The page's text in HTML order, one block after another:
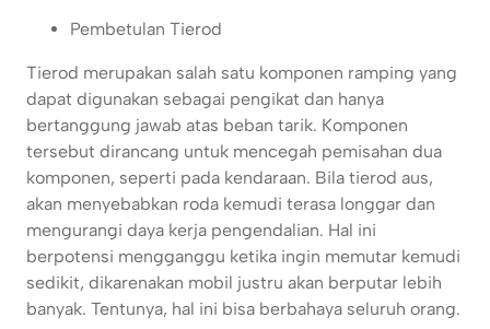
Pembetulan Tierod
Tierod merupakan salah satu komponen ramping yang
dapat digunakan sebagai pengikat dan hanya
bertanggung jawab atas beban tarik. Komponen
tersebut dirancang untuk mencegah pemisahan dua
komponen, seperti pada kendaraan. Bila tierod aus,
akan menyebabkan roda kemudi terasa longgar dan
mengurangi daya kerja pengendalian. Hal ini
berpotensi mengganggu ketika ingin memutar kemudi
sedikit, dikarenakan mobil justru akan berputar lebih
banyak. Tentunya, hal ini bisa berbahaya seluruh orang.